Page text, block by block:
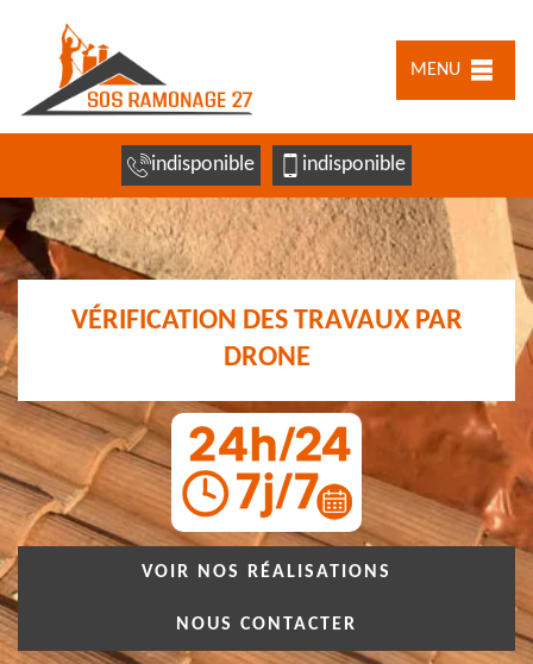
MENU
indisponible indisponible
VÉRIFICATION DES TRAVAUX PAR
DRONE
VOIR NOS RÉALISATIONS
NOUS CONTACTER